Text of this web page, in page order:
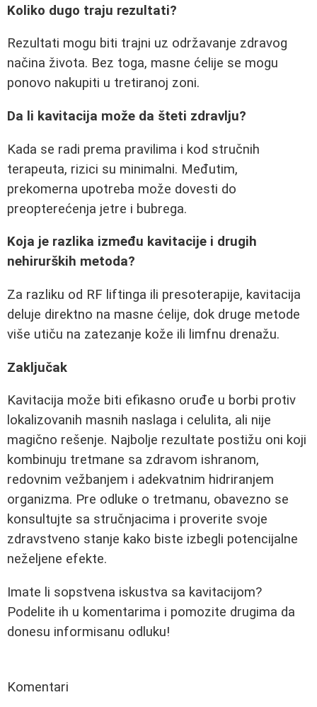
Koliko dugo traju rezultati?
Rezultati mogu biti trajni uz održavanje zdravog
načina života. Bez toga, masne ćelije se mogu
ponovo nakupiti u tretiranoj zoni.
Da li kavitacija može da šteti zdravlju?
Kada se radi prema pravilima i kod stručnih
terapeuta, rizici su minimalni. Međutim,
prekomerna upotreba može dovesti do
preopterećenja jetre i bubrega.
Koja je razlika između kavitacije i drugih
nehirurških metoda?
Za razliku od RF liftinga ili presoterapije, kavitacija
deluje direktno na masne ćelije, dok druge metode
više utiču na zatezanje kože ili limfnu drenažu.
Zaključak
Kavitacija može biti efikasno oruđe u borbi protiv
lokalizovanih masnih naslaga i celulita, ali nije
magično rešenje. Najbolje rezultate postižu oni koji
kombinuju tretmane sa zdravom ishranom,
redovnim vežbanjem i adekvatnim hidriranjem
organizma. Pre odluke o tretmanu, obavezno se
konsultujte sa stručnjacima i proverite svoje
zdravstveno stanje kako biste izbegli potencijalne
neželjene efekte.
Imate li sopstvena iskustva sa kavitacijom?
Podelite ih u komentarima i pomozite drugima da
donesu informisanu odluku!
Komentari